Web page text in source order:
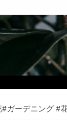
#ガーデニング #